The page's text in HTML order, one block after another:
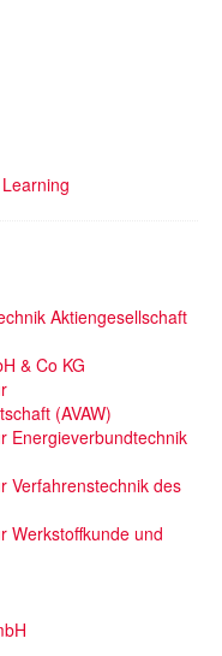
Aktiengesellschaft
& Co KG
(AVAW)
Energieverbundtechnik
Verfahrenstechnik des
Werkstoffkunde und